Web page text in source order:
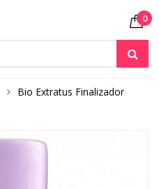
0
Bio Extratus Finalizador